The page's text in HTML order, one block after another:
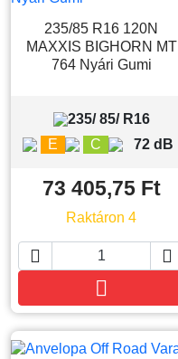
235/85 R16 120N
MAXXIS BIGHORN MT
764 Nyári Gumi
235/ 85/ R16
E
C 72 dB
73 405,75 Ft
Raktáron 4
 
